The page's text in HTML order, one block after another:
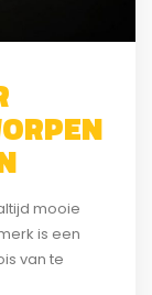
mooie
is een
van te